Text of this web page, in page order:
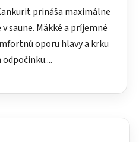
prináša maximálne
saune. Mäkké a príjemné
oporu hlavy a krku